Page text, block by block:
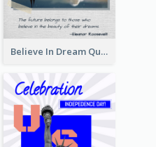
Believe In Dream Quote Instagram Post